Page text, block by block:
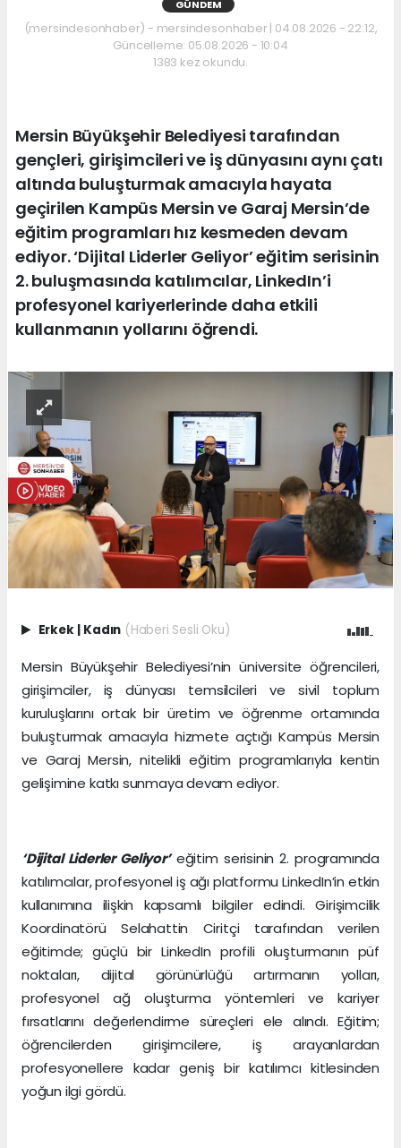
GÜNDEM
(mersindesonhaber) - mersindesonhaber | 04.08.2026 - 22:12,
Güncelleme: 05.08.2026 - 10:04
1383 kez okundu.
Mersin Büyükşehir Belediyesi tarafından
gençleri, girişimcileri ve iş dünyasını aynı çatı
altında buluşturmak amacıyla hayata
geçirilen Kampüs Mersin ve Garaj Mersin’de
eğitim programları hız kesmeden devam
ediyor. ‘Dijital Liderler Geliyor’ eğitim serisinin
2. buluşmasında katılımcılar, LinkedIn’i
profesyonel kariyerlerinde daha etkili
kullanmanın yollarını öğrendi.
Erkek | Kadın (Haberi Sesli Oku)
Mersin Büyükşehir Belediyesi’nin üniversite öğrencileri,
girişimciler, iş dünyası temsilcileri ve sivil toplum
kuruluşlarını ortak bir üretim ve öğrenme ortamında
buluşturmak amacıyla hizmete açtığı Kampüs Mersin
ve Garaj Mersin, nitelikli eğitim programlarıyla kentin
gelişimine katkı sunmaya devam ediyor.
‘Dijital Liderler Geliyor’eğitim serisinin 2. programında
katılımcılar, profesyonel iş ağı platformu LinkedIn’in etkin
kullanımına ilişkin kapsamlı bilgiler edindi. Girişimcilik
Koordinatörü Selahattin Ciritçi tarafından verilen
eğitimde; güçlü bir LinkedIn profili oluşturmanın püf
noktaları, dijital görünürlüğü artırmanın yolları,
profesyonel ağ oluşturma yöntemleri ve kariyer
fırsatlarını değerlendirme süreçleri ele alındı. Eğitim;
öğrencilerden girişimcilere, iş arayanlardan
profesyonellere kadar geniş bir katılımcı kitlesinden
yoğun ilgi gördü.